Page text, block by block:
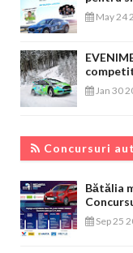
May 24
Jan 30
Concursuri
Bătălia
Sep 25